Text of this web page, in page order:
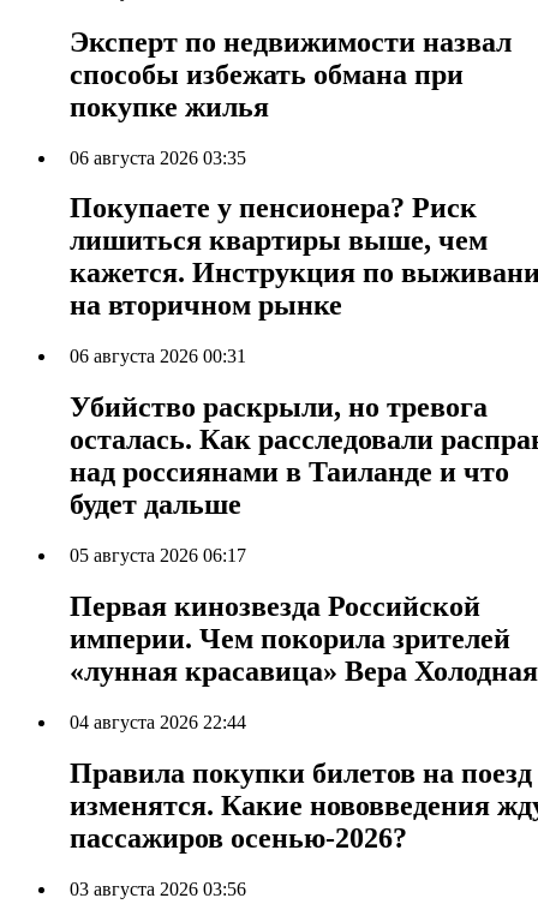
Эксперт по недвижимости назвал
способы избежать обмана при
покупке жилья
06 августа 2026 03:35
Покупаете у пенсионера? Риск
лишиться квартиры выше, чем
кажется. Инструкция по
на вторичном рынке
06 августа 2026 00:31
Убийство раскрыли, но тревога
осталась. Как расследовали
над россиянами в Таиланде и что
будет дальше
05 августа 2026 06:17
Первая кинозвезда Российской
империи. Чем покорила зрителей
«лунная красавица» Вера Холодная
04 августа 2026 22:44
Правила покупки билетов на поезд
изменятся. Какие нововведения
пассажиров осенью-2026?
03 августа 2026 03:56